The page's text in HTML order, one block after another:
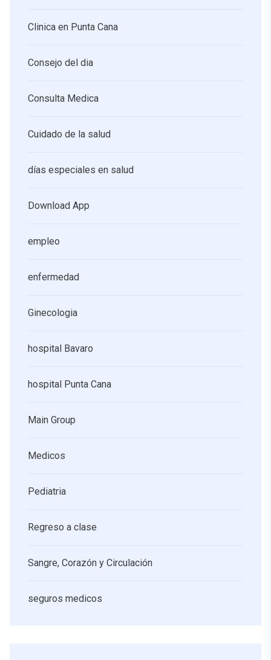
Clinica en Punta Cana
Consejo del dia
Consulta Medica
Cuidado de la salud
días especiales en salud
Download App
empleo
enfermedad
Ginecologia
hospital Bavaro
hospital Punta Cana
Main Group
Medicos
Pediatria
Regreso a clase
Sangre, Corazón y Circulación
seguros medicos